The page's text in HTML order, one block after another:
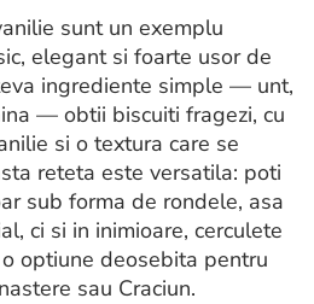
sunt un exemplu
elegant si foarte usor de
ingrediente simple — unt,
— obtii biscuiti fragezi, cu
si o textura care se
reteta este versatila: poti
sub forma de rondele, asa
ci si in inimioare, cerculete
optiune deosebita pentru
sau Craciun.